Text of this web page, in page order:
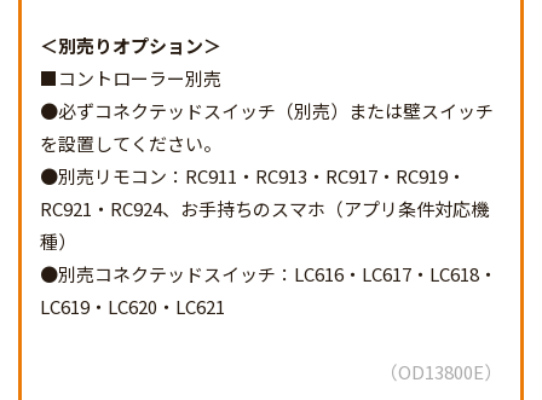
別売りオプション
■コントローラー別売
●必ずコネクテッドスイッチ（別売）または壁スイッチ
を設置してください。
●別売リモコン：RC911・RC913・RC917・RC919・
RC921・RC924、お手持ちのスマホ（アプリ条件対応機
種）
●別売コネクテッドスイッチ：LC616・LC617・LC618・
LC619・LC620・LC621
OD13800E